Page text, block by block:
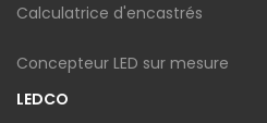
Calculatrice d'encastrés
Concepteur LED sur mesure
LEDCO